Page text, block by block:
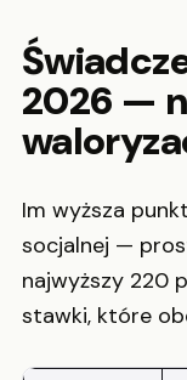
2026 —
Im wyższa
socjalnej —
najwyższy 220
stawki, które